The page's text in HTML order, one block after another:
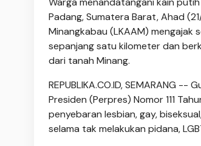
Padang, Sumatera Barat, Ahad
Minangkabau (LKAAM) mengajak
sepanjang satu kilometer dan
dari tanah Minang.
REPUBLIKA.CO.ID, SEMARANG
Presiden (Perpres) Nomor 111
penyebaran lesbian, gay,
selama tak melakukan pidana,